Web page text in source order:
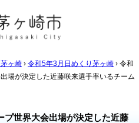
ヶ崎 › 令和5年3月日めくり茅ヶ崎 › 令和
場が決定した近藤咲来選手率いるチーム
世界大会出場が決定した近藤